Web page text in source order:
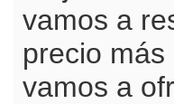
vamos a
precio
vamos a